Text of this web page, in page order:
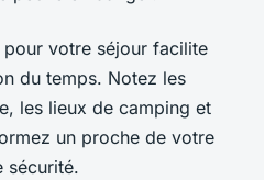
pour votre séjour facilite
du temps. Notez les
les lieux de camping et
un proche de votre
sécurité.